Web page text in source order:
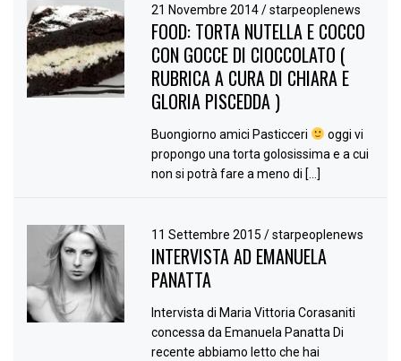
21 Novembre 2014/ starpeoplenews
FOOD: TORTA NUTELLA E COCCO
CON GOCCE DI CIOCCOLATO (
RUBRICA A CURA DI CHIARA E
GLORIA PISCEDDA )
Buongiorno amici Pasticceri
oggi vi
propongo una torta golosissima e a cui
non si potrà fare a meno di […]
11 Settembre 2015/ starpeoplenews
INTERVISTA AD EMANUELA
PANATTA
Intervista di Maria Vittoria Corasaniti
concessa da Emanuela Panatta Di
recente abbiamo letto che hai